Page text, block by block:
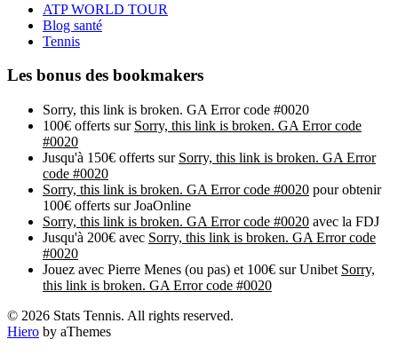
ATP WORLD TOUR
Blog santé
Tennis
Les bonus des bookmakers
Sorry, this link is broken. GA Error code #0020
100€ offerts sur Sorry, this link is broken. GA Error code
#0020
Jusqu'à 150€ offerts sur Sorry, this link is broken. GA Error
code #0020
Sorry, this link is broken. GA Error code #0020 pour obtenir
100€ offerts sur JoaOnline
Sorry, this link is broken. GA Error code #0020 avec la FDJ
Jusqu'à 200€ avec Sorry, this link is broken. GA Error code
#0020
Jouez avec Pierre Menes (ou pas) et 100€ sur Unibet Sorry,
this link is broken. GA Error code #0020
© 2026 Stats Tennis. All rights reserved.
Hiero by aThemes